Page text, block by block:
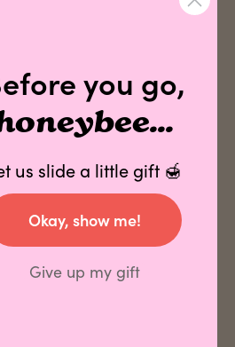
Rechte vorbehalten.
you go,
us slide a little gift 🍯
Okay, show me!
Give up my gift